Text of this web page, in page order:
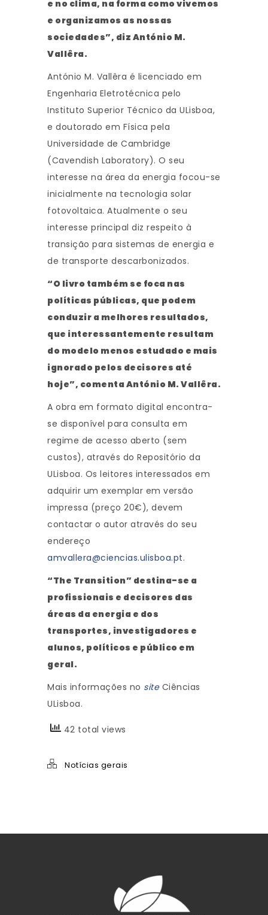
e no clima, na forma como vivemos
e organizamos as nossas
sociedades”, diz António M.
Vallêra.
António M. Vallêra é licenciado em
Engenharia Eletrotécnica pelo
Instituto Superior Técnico da ULisboa,
e doutorado em Física pela
Universidade de Cambridge
(Cavendish Laboratory). O seu
interesse na área da energia focou-se
inicialmente na tecnologia solar
fotovoltaica. Atualmente o seu
interesse principal diz respeito à
transição para sistemas de energia e
de transporte descarbonizados.
“O livro também se foca nas
políticas públicas, que podem
conduzir a melhores resultados,
que interessantemente resultam
do modelo menos estudado e mais
ignorado pelos decisores até
hoje”, comenta António M. Vallêra.
A obra em formato digital encontra-
se disponível para consulta em
regime de acesso aberto (sem
custos), através do Repositório da
ULisboa. Os leitores interessados em
adquirir um exemplar em versão
impressa (preço 20€), devem
contactar o autor através do seu
endereço
amvallera@ciencias.ulisboa.pt.
“The Transition” destina-se a
profissionais e decisores das
áreas da energia e dos
transportes, investigadores e
alunos, políticos e público em
geral.
Mais informações no siteCiências
ULisboa.
42 total views
Notícias gerais